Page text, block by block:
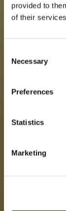
provided to
of their
Selection
Necessary
Preferences
Statistics
Marketing
necesaria
de Atanor.
de